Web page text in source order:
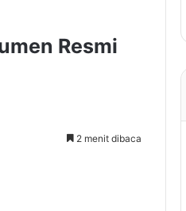
Resmi
2 menit dibaca